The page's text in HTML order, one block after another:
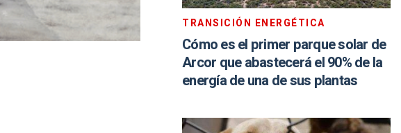
TRANSICIÓN ENERGÉTICA
Cómo es el primer parque solar de
Arcor que abastecerá el 90% de la
energía de una de sus plantas